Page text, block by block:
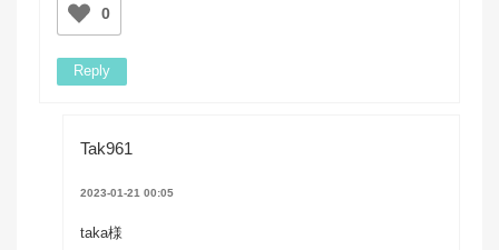
0
Reply
Tak961
2023-01-21 00:05
taka様